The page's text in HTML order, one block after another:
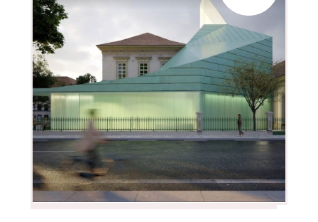
O FIRMĚ
Dorsis s.r.o.